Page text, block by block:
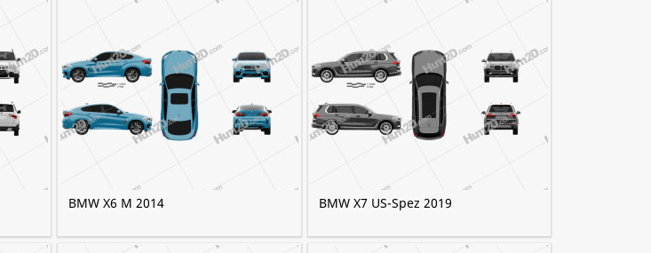
BMW X6 M 2014 BMW X7 US-Spez 2019